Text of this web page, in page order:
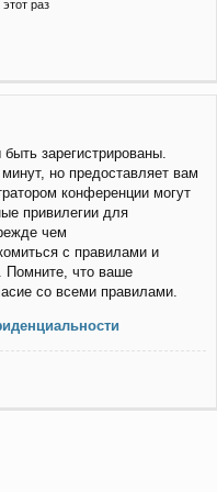
раз
зарегистрированы.
но предоставляет вам
конференции могут
привилегии для
чем
с правилами и
Помните, что ваше
со всеми правилами.